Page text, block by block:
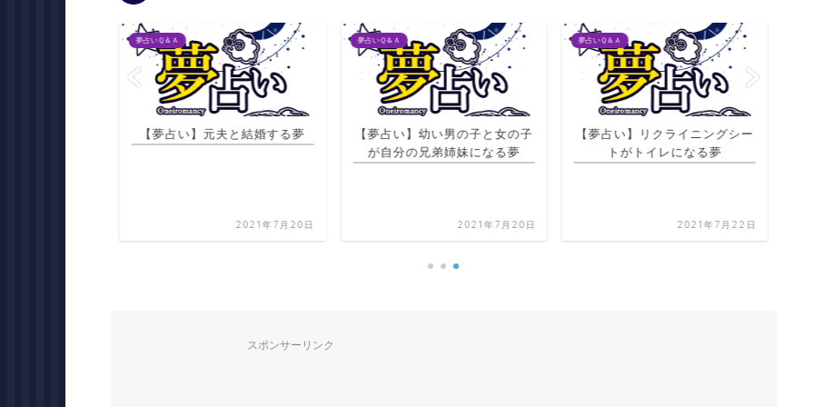
夢占いＱ＆Ａ
【夢占い】元夫と結婚する夢
2021年7月20日
夢占いＱ＆Ａ
【夢占い】幼い男の子と女の子
が自分の兄弟姉妹になる夢
2021年7月20日
夢占いＱ＆Ａ
【夢占い】リクライニングシー
トがトイレになる夢
2021年7月22日
スポンサーリンク